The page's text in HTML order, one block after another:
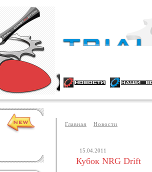
Главная Новости
15.04.2011
Кубок NRG Drift